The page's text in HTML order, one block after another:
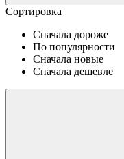
Сортировка
Сначала дороже
По популярности
Сначала новые
Сначала дешевле